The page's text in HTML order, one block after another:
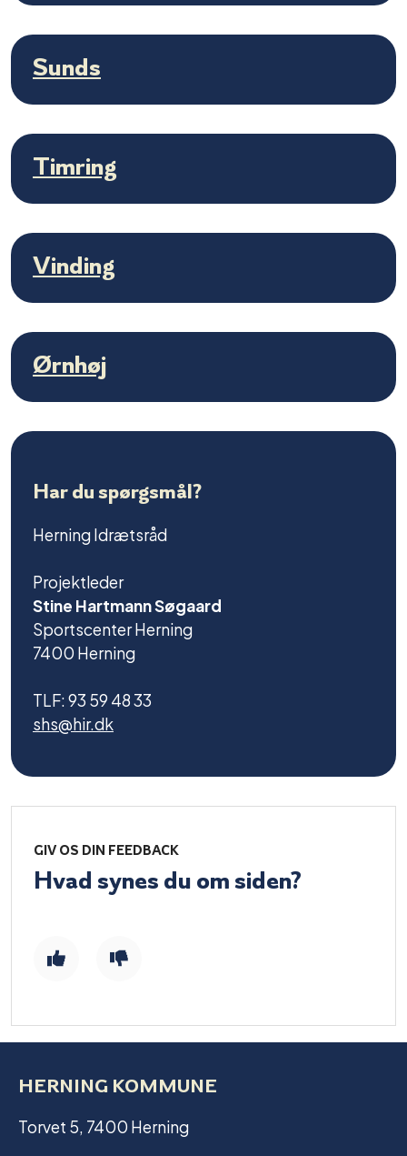
Sunds
Timring
Vinding
Ørnhøj
Har du spørgsmål?
Herning Idrætsråd
Projektleder
Stine Hartmann Søgaard
Sportscenter Herning
7400 Herning
TLF: 93 59 48 33
shs@hir.dk
GIV OS DIN FEEDBACK
Hvad synes du om siden?
HERNING KOMMUNE
Torvet 5, 7400 Herning